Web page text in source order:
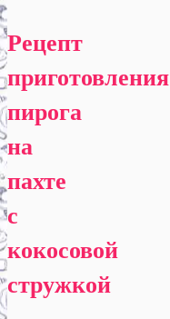
Рецепт
приготовления
пирога
на
пахте
с
кокосовой
стружкой